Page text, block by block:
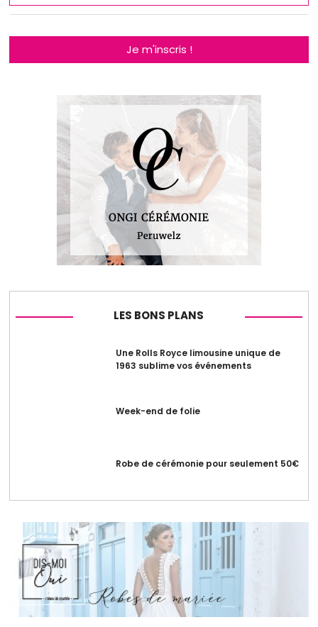
Je m'inscris !
LES BONS PLANS
Une Rolls Royce limousine unique de
1963 sublime vos événements
Week-end de folie
Robe de cérémonie pour seulement 50€